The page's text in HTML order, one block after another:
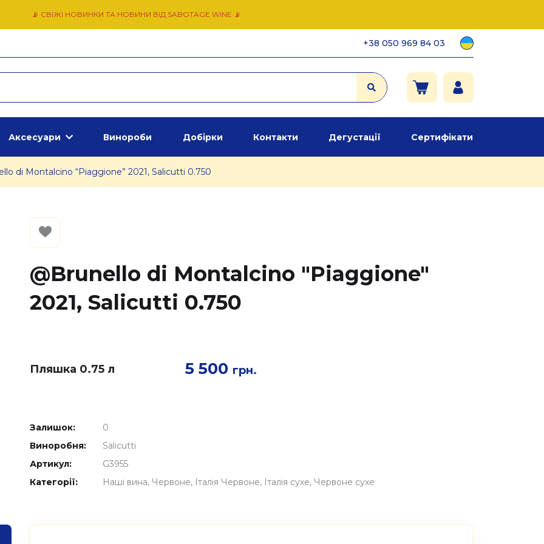
📡 СВІЖІ НОВИНКИ ТА НОВИНИ ВІД SABOTAGE WINE 📡
+38 050 969 84 03
Аксесуари Винороби Добірки Контакти Дегустації Сертифікати
di Montalcino “Piaggione” 2021, Salicutti 0.750
@Brunello di Montalcino "Piaggione"
2021, Salicutti 0.750
Пляшка 0.75 л 5 500 грн.
Залишок:
0
Виноробня:
Salicutti
Артикул:
G3955
Категорії:
Наші вина Червоне Італія Червоне Італія сухе Червоне сухе